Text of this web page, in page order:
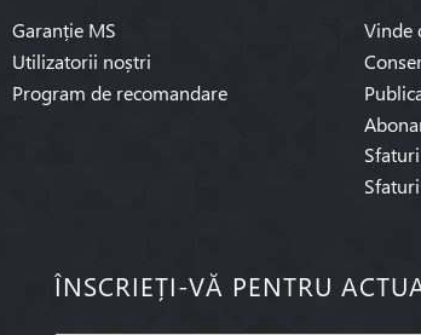
Garanție MS
Utilizatorii noștri
Program de recomandare
Vinde
ÎNSCRIEȚI-VĂ PENTRU